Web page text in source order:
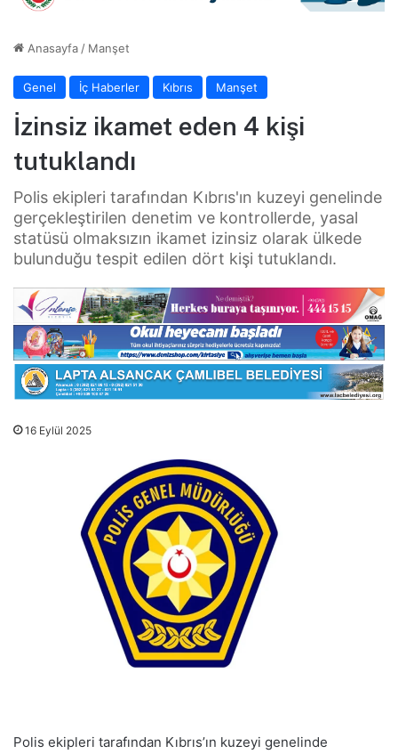
Anasayfa / Manşet
Genel İç Haberler Kıbrıs Manşet
İzinsiz ikamet eden 4 kişi
tutuklandı
Polis ekipleri tarafından Kıbrıs'ın kuzeyi genelinde
gerçekleştirilen denetim ve kontrollerde, yasal
statüsü olmaksızın ikamet izinsiz olarak ülkede
bulunduğu tespit edilen dört kişi tutuklandı.
16 Eylül 2025
Polis ekipleri tarafından Kıbrıs’ın kuzeyi genelinde